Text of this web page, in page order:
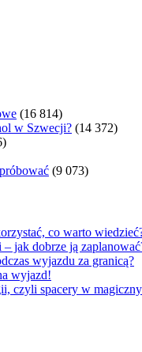
(16 814)
w Szwecji? (14 372)
(9 073)
co warto
jak dobrze ją
wyjazdu za granicą?
wyjazd!
czyli spacery w